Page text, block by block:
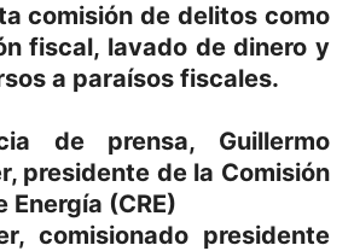
comisión de delitos como
fiscal, lavado de dinero y
a paraísos fiscales.
de prensa, Guillermo
presidente de la Comisión
Energía (CRE)
comisionado presidente